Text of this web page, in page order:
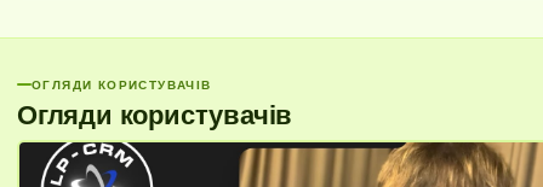
ОГЛЯДИ КОРИСТУВАЧІВ
Огляди користувачів